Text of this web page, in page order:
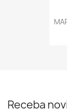
Receba